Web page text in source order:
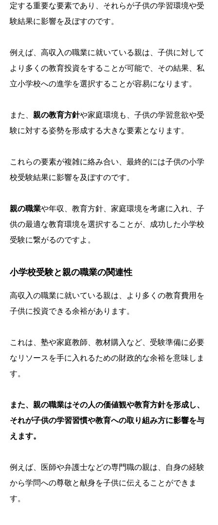
定する重要な要素であり、それらが子供の学習環境や受
験結果に影響を及ぼすのです。
例えば、高収入の職業に就いている親は、子供に対して
より多くの教育投資をすることが可能で、その結果、私
立小学校への進学を選択することが容易になります。
また、 親の教育方針や家庭環境も、子供の学習意欲や受
験に対する姿勢を形成する大きな要素となります。
これらの要素が複雑に絡み合い、最終的には子供の小学
校受験結果に影響を及ぼすのです。
親の職業や年収、教育方針、家庭環境を考慮に入れ、子
供の最適な教育環境を選択することが、成功した小学校
受験に繋がるのですよ。
小学校受験と親の職業の関連性
高収入の職業に就いている親は、より多くの教育費用を
子供に投資できる余裕があります。
これは、塾や家庭教師、教材購入など、受験準備に必要
なリソースを手に入れるための財政的な余裕を意味しま
す。
また、親の職業はその人の価値観や教育方針を形成し、
それが子供の学習習慣や教育への取り組み方に影響を与
えます。
例えば、医師や弁護士などの専門職の親は、自身の経験
から学問への尊敬と献身を子供に伝えることができま
す。